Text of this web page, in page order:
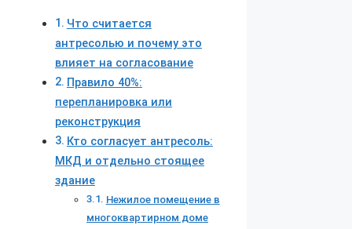
Что считается
антресолью и почему это
влияет на согласование
Правило 40%:
перепланировка или
реконструкция
Кто согласует антресоль:
МКД и отдельно стоящее
здание
Нежилое помещение в
многоквартирном доме